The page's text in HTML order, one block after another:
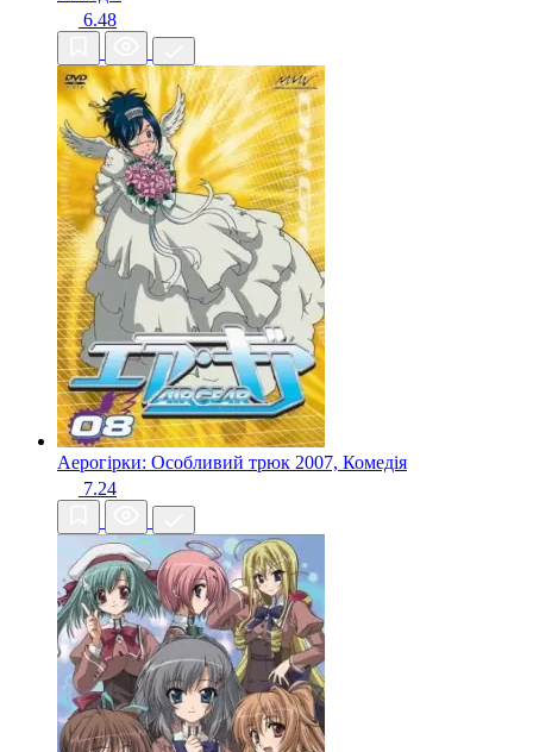
6.48
Аерогірки: Особливий трюк 2007, Комедія
7.24